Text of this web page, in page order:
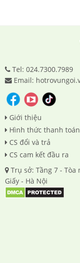
Tel: 024.7300.7989
Email:
Giới thiệu
Hình thức thanh toán
CS đổi và trả
CS cam kết đầu ra
Trụ sở: Tầng 7 - Tòa
Giấy - Hà Nội